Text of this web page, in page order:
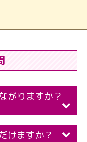
がりますか？
けますか？